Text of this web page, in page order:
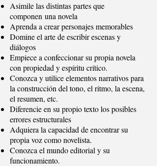
Asimile las distintas partes que
componen una novela
Aprenda a crear personajes memorables
Domine el arte de escribir escenas y
diálogos
Empiece a confeccionar su propia novela
con propiedad y espíritu crítico.
Conozca y utilice elementos narrativos para
la construcción del tono, el ritmo, la escena,
el resumen, etc.
Diferencie en su propio texto los posibles
errores estructurales
Adquiera la capacidad de encontrar su
propia voz como novelista.
Conozca el mundo editorial y su
funcionamiento.